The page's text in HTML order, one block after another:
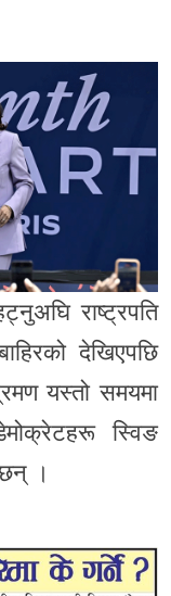
राष्ट्रपति
देखिएपछि
यस्तो समयमा
स्विङ
।